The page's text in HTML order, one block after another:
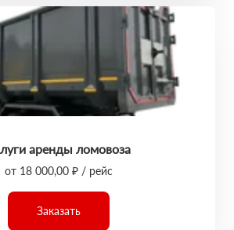
аренды ломовоза
от 18 000,00 ₽ / рейс
Заказать